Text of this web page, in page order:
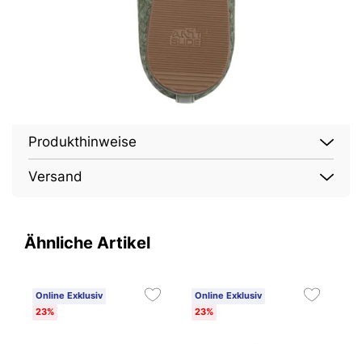
Produkthinweise
Versand
Ähnliche Artikel
Online Exklusiv
23%
Online Exklusiv
23%